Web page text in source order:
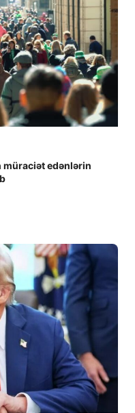
edənlərin